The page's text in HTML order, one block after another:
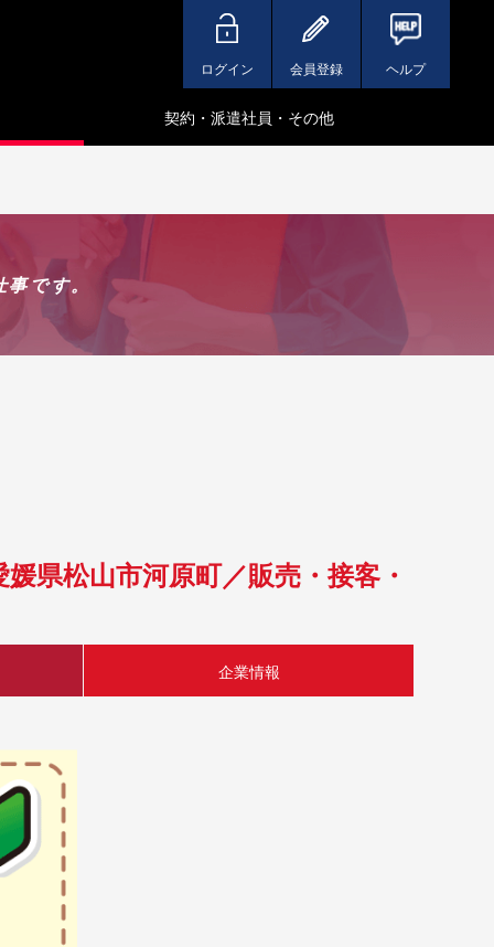
ログイン 会員登録 ヘルプ
契約・派遣社員・その他
です。
県松山市河原町／販売・接客・
企業情報